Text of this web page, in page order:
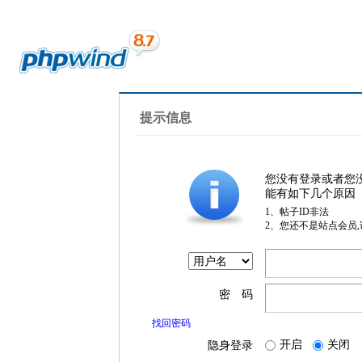
提示信息
您没有登录或者您
能有如下几个原因
1、帖子ID非法
2、您还不是站点会员
密 码
找回密码
隐身登录 开启 关闭